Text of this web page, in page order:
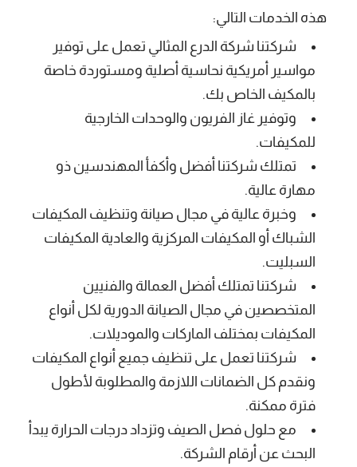
هذه الخدمات التالي:
شركتنا شركة الدرع المثالي تعمل على توفير
مواسير أمريكية نحاسية أصلية ومستوردة خاصة
بالمكيف الخاص بك.
وتوفير غاز الفريون والوحدات الخارجية
للمكيفات.
تمتلك شركتنا أفضل وأكفأ المهندسين ذو
مهارة عالية.
وخبرة عالية في مجال صيانة وتنظيف المكيفات
الشباك أو المكيفات المركزية والعادية المكيفات
السبليت.
شركتنا تمتلك أفضل العمالة والفنيين
المتخصصين في مجال الصيانة الدورية لكل أنواع
المكيفات بمختلف الماركات والموديلات.
شركتنا تعمل على تنظيف جميع أنواع المكيفات
ونقدم كل الضمانات اللازمة والمطلوبة لأطول
فترة ممكنة.
مع حلول فصل الصيف وتزداد درجات الحرارة يبدأ
البحث عن أرقام الشركة.